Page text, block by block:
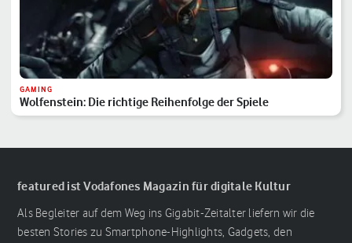
GAMING
Wolfenstein: Die richtige Reihenfolge der Spiele
featured ist Vodafones Magazin für digitale Kultur
Als Begleiter auf dem Weg ins Gigabit-Zeitalter liefern wir die
besten Stories zu Smartphone-Highlights, Gadgets, den